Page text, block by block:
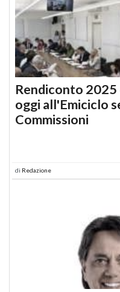
Rendiconto 2025
oggi all'Emiciclo
Commissioni
di Redazione